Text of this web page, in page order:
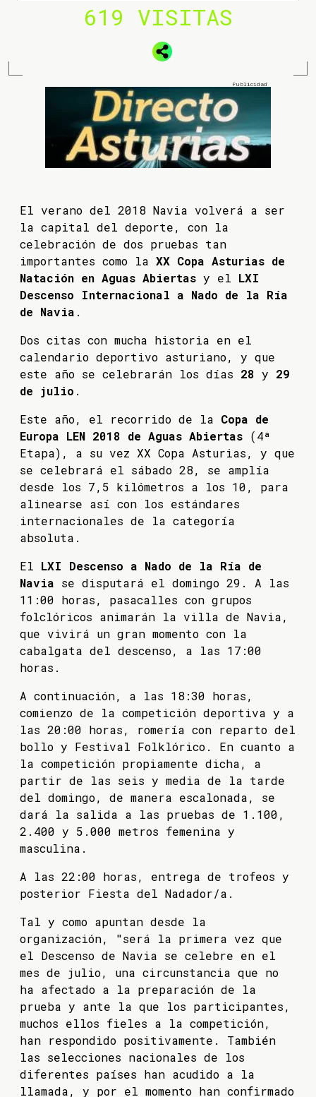
619 VISITAS
El verano del 2018 Navia volverá a ser
la capital del deporte, con la
celebración de dos pruebas tan
importantes como la XX Copa Asturias de
Natación en Aguas Abiertas y el LXI
Descenso Internacional a Nado de la Ría
de Navia .
Dos citas con mucha historia en el
calendario deportivo asturiano, y que
este año se celebrarán los días 28 y 29
de julio .
Este año, el recorrido de la Copa de
Europa LEN 2018 de Aguas Abiertas (4ª
Etapa), a su vez XX Copa Asturias, y que
se celebrará el sábado 28, se amplía
desde los 7,5 kilómetros a los 10, para
alinearse así con los estándares
internacionales de la categoría
absoluta.
El LXI Descenso a Nado de la Ría de
Navia se disputará el domingo 29. A las
11:00 horas, pasacalles con grupos
folclóricos animarán la villa de Navia,
que vivirá un gran momento con la
cabalgata del descenso, a las 17:00
horas.
A continuación, a las 18:30 horas,
comienzo de la competición deportiva y a
las 20:00 horas, romería con reparto del
bollo y Festival Folklórico. En cuanto a
la competición propiamente dicha, a
partir de las seis y media de la tarde
del domingo, de manera escalonada, se
dará la salida a las pruebas de 1.100,
2.400 y 5.000 metros femenina y
masculina.
A las 22:00 horas, entrega de trofeos y
posterior Fiesta del Nadador/a.
Tal y como apuntan desde la
organización, "será la primera vez que
el Descenso de Navia se celebre en el
mes de julio, una circunstancia que no
ha afectado a la preparación de la
prueba y ante la que los participantes,
muchos ellos fieles a la competición,
han respondido positivamente. También
las selecciones nacionales de los
diferentes países han acudido a la
llamada, y por el momento han confirmado